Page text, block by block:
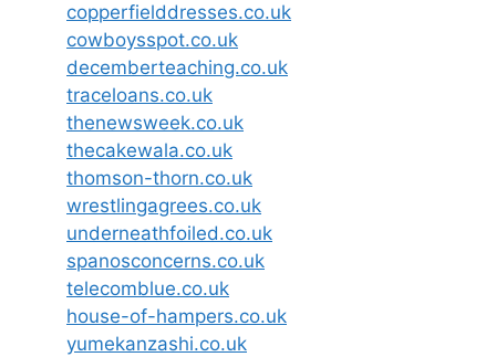
copperfielddresses.co.uk
cowboysspot.co.uk
decemberteaching.co.uk
traceloans.co.uk
thenewsweek.co.uk
thecakewala.co.uk
thomson-thorn.co.uk
wrestlingagrees.co.uk
underneathfoiled.co.uk
spanosconcerns.co.uk
telecomblue.co.uk
house-of-hampers.co.uk
yumekanzashi.co.uk